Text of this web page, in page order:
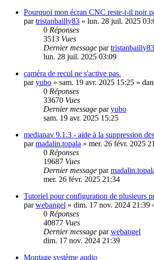
Pourquoi mon écran CNC reste-t-il noir
partristanbailly83 » lun. 28 juil. 2025
0 Réponses
3513 Vues
Dernier message partristanbailly83
lun. 28 juil. 2025 03:09
caméra de recul ne s'active pas.
paryubo » sam. 19 avr. 2025 15:25 »
0 Réponses
33670 Vues
Dernier message paryubo
sam. 19 avr. 2025 15:25
medianav 9.1.3 - aide à la suppression
parmadalin.topala » mer. 26 févr. 2025
0 Réponses
19687 Vues
Dernier message par
mer. 26 févr. 2025 21:34
Tutoriel pour configuration de plusieurs
parwebangel » dim. 17 nov. 2024 21:39
0 Réponses
40877 Vues
Dernier message parwebangel
dim. 17 nov. 2024 21:39
Montage système audio